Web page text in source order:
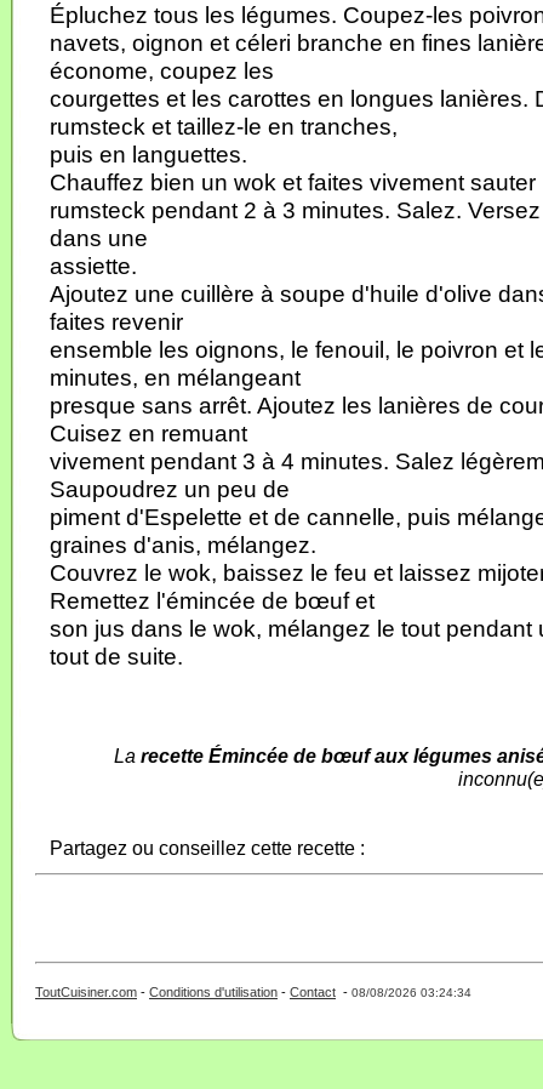
Épluchez tous les légumes. Coupez-les
navets, oignon et céleri branche en fines
économe, coupez les
courgettes et les carottes en longues lanières.
rumsteck et taillez-le en tranches,
puis en languettes.
Chauffez bien un wok et faites vivement
rumsteck pendant 2 à 3 minutes. Salez.
dans une
assiette.
Ajoutez une cuillère à soupe d'huile d'olive
faites revenir
ensemble les oignons, le fenouil, le poivron et
minutes, en mélangeant
presque sans arrêt. Ajoutez les lanières de
Cuisez en remuant
vivement pendant 3 à 4 minutes. Salez
Saupoudrez un peu de
piment d'Espelette et de cannelle, puis
graines d'anis, mélangez.
Couvrez le wok, baissez le feu et laissez
Remettez l'émincée de bœuf et
son jus dans le wok, mélangez le tout pendant
tout de suite.
La recette Émincée de bœuf aux légumes
Partagez ou conseillez cette recette :
ToutCuisiner.com - Conditions d'utilisation - Contact - 08/08/2026 03:24:34